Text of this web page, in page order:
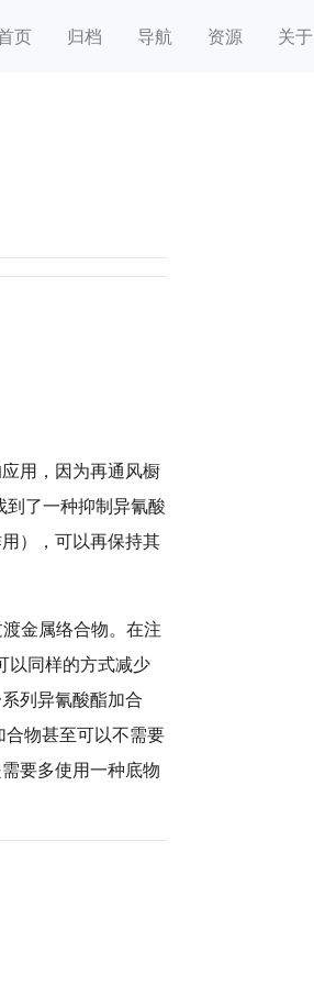
页 归档 导航 资源 关于
用，因为再通风橱
了一种抑制异氰酸
），可以再保持其
金属络合物。在注
以同样的方式减少
列异氰酸酯加合
物甚至可以不需要
要多使用一种底物